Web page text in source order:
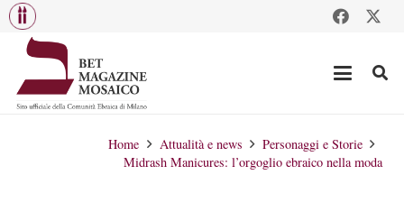
Home Attualità e news
Personaggi e Storie
Midrash Manicures: l’orgoglio ebraico nella moda